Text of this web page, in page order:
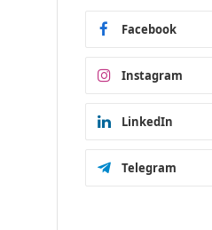
Facebook
Instagram
LinkedIn
Telegram